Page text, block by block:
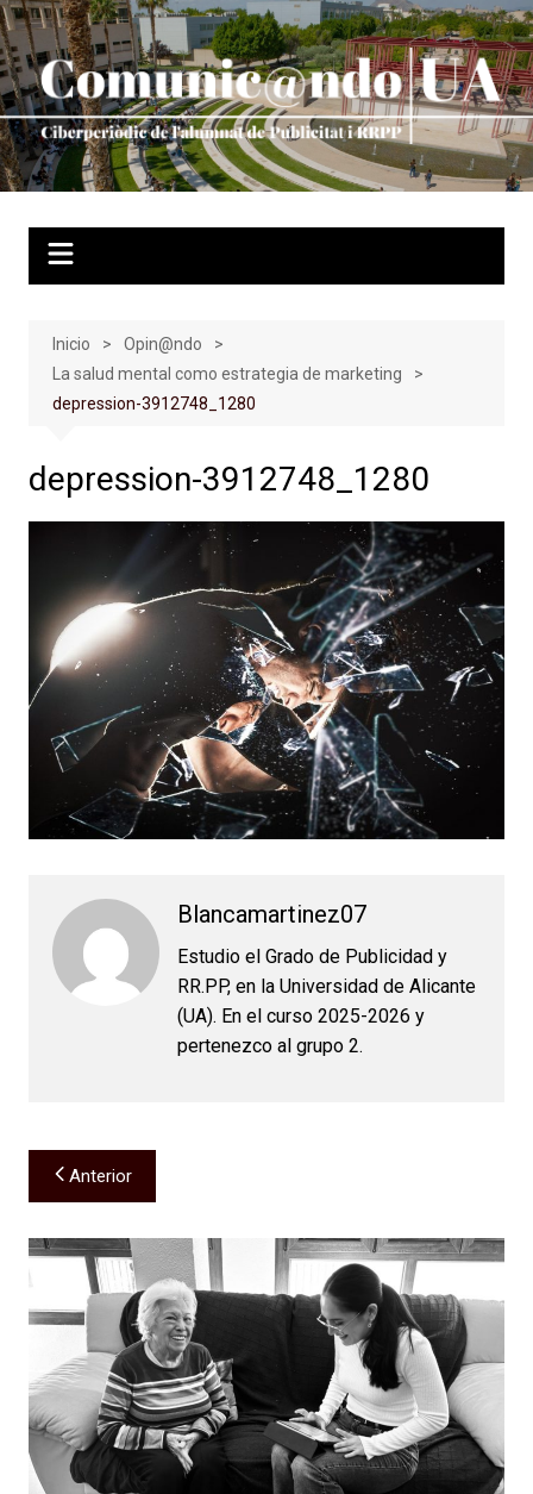
Saltar
al
contenido
Inicio
Opin@ndo
La salud mental como estrategia de marketing
depression-3912748_1280
depression-3912748_1280
Blancamartinez07
Estudio el Grado de Publicidad y
RR.PP, en la Universidad de Alicante
(UA). En el curso 2025-2026 y
pertenezco al grupo 2.
Navegación
de
entradas
Anterior